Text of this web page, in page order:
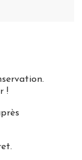
!
.